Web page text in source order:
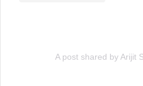
A post shared by Arijit